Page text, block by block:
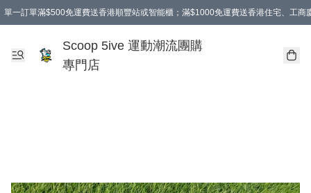
單一訂單滿$500免運費送香港順豐站或智能櫃；滿$1000免運費送香港住宅、工商
Scoop 5ive 運動潮流團購
專門店